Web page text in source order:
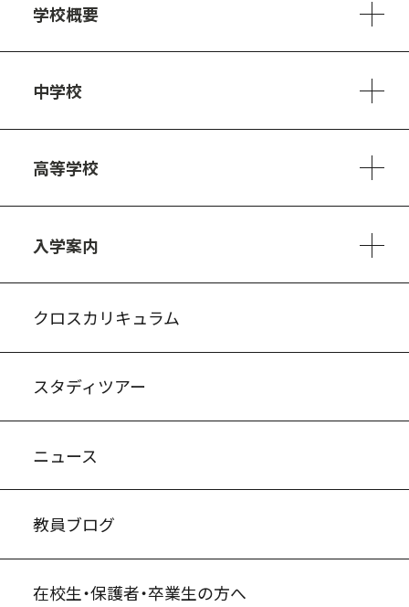
学校概要
中学校
高等学校
入学案内
クロスカリキュラム
スタディツアー
ニュース
教員ブログ
在校生・保護者・卒業生の方へ